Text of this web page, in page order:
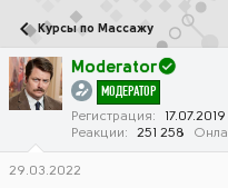
о
р
т
е
а
а
ч
а
л
а
Курсы по Массажу
Moderator
МОДЕРАТОР
Регистрация 17.07.2019
Реакции
251 258
29.03.2022